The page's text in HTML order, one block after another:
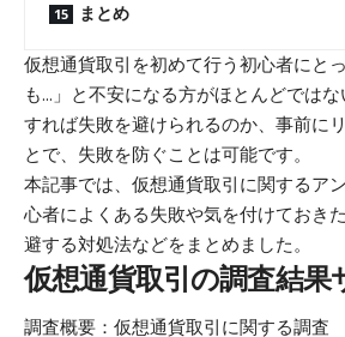
まとめ
仮想通貨取引を初めて行う初心者にと
も…」と不安になる方がほとんどでは
すれば失敗を避けられるのか、事前に
とで、失敗を防ぐことは可能です。
本記事では、仮想通貨取引に関するア
心者によくある失敗や気を付けておき
避する対処法などをまとめました。
仮想通貨取引の調査結果
調査概要：仮想通貨取引に関する調査